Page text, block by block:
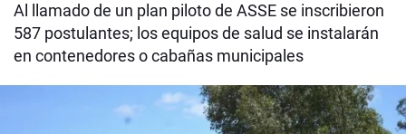
Al llamado de un plan piloto de ASSE se inscribieron
587 postulantes; los equipos de salud se instalarán
en contenedores o cabañas municipales